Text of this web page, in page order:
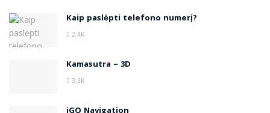
Kaip paslėpti telefono numerį?
2.4K
Kamasutra – 3D
3.3K